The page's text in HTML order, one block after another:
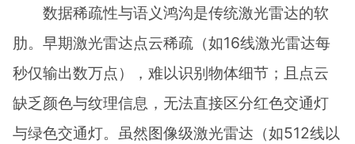
数据稀疏性与语义鸿沟是传统激光雷达的软
肋。早期激光雷达点云稀疏（如16线激光雷达每
秒仅输出数万点），难以识别物体细节；且点云
缺乏颜色与纹理信息，无法直接区分红色交通灯
与绿色交通灯。虽然图像级激光雷达（如512线以